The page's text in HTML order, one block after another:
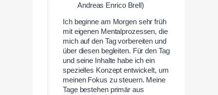
Andreas Enrico Brell)
Ich beginne am Morgen sehr früh
mit eigenen Mentalprozessen, die
mich auf den Tag vorbereiten und
über diesen begleiten. Für den Tag
und seine Inhalte habe ich ein
spezielles Konzept entwickelt, um
meinen Fokus zu steuern. Meine
Tage bestehen primär aus